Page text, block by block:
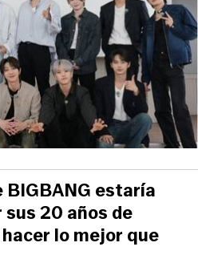
BIGBANG estaría
20 años de
lo mejor que